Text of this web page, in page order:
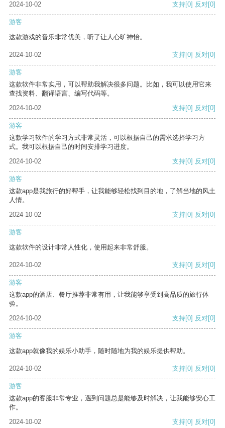
2024-10-02 支持[0] 反对[0]
游客
这款游戏的音乐非常优美，听了让人心旷神怡。
2024-10-02 支持[0] 反对[0]
游客
这款软件非常实用，可以帮助我解决很多问题。比如，我可以使用它来
查找资料、翻译语言、编写代码等。
2024-10-02
支持[0] 反对[0]
游客
这款学习软件的学习方式非常灵活，可以根据自己的需求选择学习方
式。我可以根据自己的时间安排学习进度。
2024-10-02
支持[0] 反对[0]
游客
这款app是我旅行的好帮手，让我能够轻松找到目的地，了解当地的风土
人情。
2024-10-02
支持[0] 反对[0]
游客
这款软件的设计非常人性化，使用起来非常舒服。
2024-10-02 支持[0] 反对[0]
游客
这款app的酒店、餐厅推荐非常有用，让我能够享受到高品质的旅行体
验。
2024-10-02
支持[0] 反对[0]
游客
这款app就像我的娱乐小助手，随时随地为我的娱乐提供帮助。
2024-10-02 支持[0] 反对[0]
游客
这款app的客服非常专业，遇到问题总是能够及时解决，让我能够安心工
作。
2024-10-02
支持[0] 反对[0]